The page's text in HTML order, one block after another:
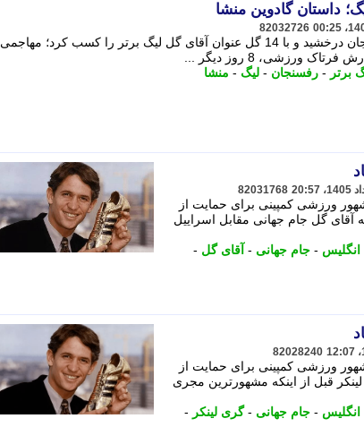
داستان گادوین منشا
82032726
گادوین منشا در لیگ بیست ویکم با پیراهن مس رفسنجان درخشید و با 14 گل عنوان آقای گل لیگ برتر را کسب کرد؛ مهاجمی
ورزشی، 8 روز دیگر ...
برتر - رفسنجان - لیگ - منشا
82031768
ورزشی کمپینی برای حمایت از
آقای گل جام جهانی مقابل اسراییل
انگلیس - جام جهانی - آقای گل -
82028240
ورزشی کمپینی برای حمایت از
قبل از اینکه مشهورترین مجری
انگلیس - جام جهانی -گری لینکر -